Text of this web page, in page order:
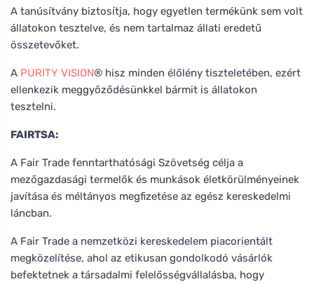
A tanúsítvány biztosítja, hogy egyetlen termékünk sem volt
állatokon tesztelve, és nem tartalmaz állati eredetű
összetevőket.
A PURITY VISION® hisz minden élőlény tiszteletében, ezért
ellenkezik meggyőződésünkkel bármit is állatokon
tesztelni.
FAIRTSA:
A Fair Trade fenntarthatósági Szövetség célja a
mezőgazdasági termelők és munkások életkörülményeinek
javítása és méltányos megfizetése az egész kereskedelmi
láncban.
A Fair Trade a nemzetközi kereskedelem piacorientált
megközelítése, ahol az etikusan gondolkodó vásárlók
befektetnek a társadalmi felelősségvállalásba, hogy